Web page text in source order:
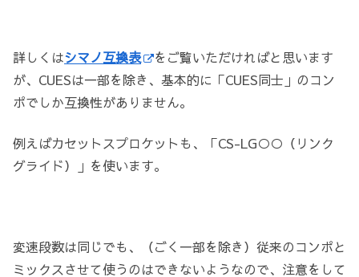
詳しくはシマノ互換表
をご覧いただければと思います
が、CUESは一部を除き、基本的に「CUES同士」のコン
ポでしか互換性がありません。
例えばカセットスプロケットも、「CS-LG○○（リンク
グライド）」を使います。
変速段数は同じでも、（ごく一部を除き）従来のコンポと
ミックスさせて使うのはできないようなので、注意をして